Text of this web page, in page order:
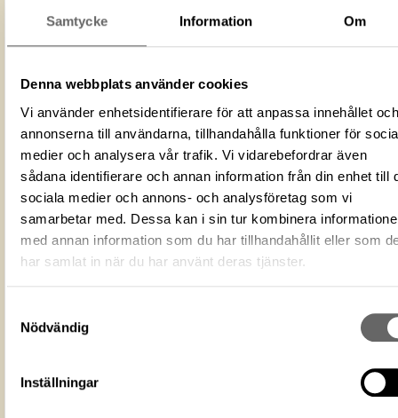
Samtycke Information Om
Denna webbplats använder cookies
Vi använder enhetsidentifierare för att anpassa innehållet och
annonserna till användarna, tillhandahålla funktioner för
medier och analysera vår trafik. Vi vidarebefordrar även
sådana identifierare och annan information från din enhet till
sociala medier och annons- och analysföretag som vi
samarbetar med. Dessa kan i sin tur kombinera
med annan information som du har tillhandahållit eller som
har samlat in när du har använt deras tjänster.
Nödvändig
Inställningar
Förmålsbenämning Mynt
Föremålsnummer 114103_KMK
Mediatyp
image/jpeg
ID‑nummer
D73966EB-9805-4779-90F1-
Fotograf
Anställd vid SHM
Licens för media
Du får bearbeta och dela verket
ändamål, även kommersiella, så
licensgivare. CC BY 4.0
Museum
URI
LADDA NER MEDIA